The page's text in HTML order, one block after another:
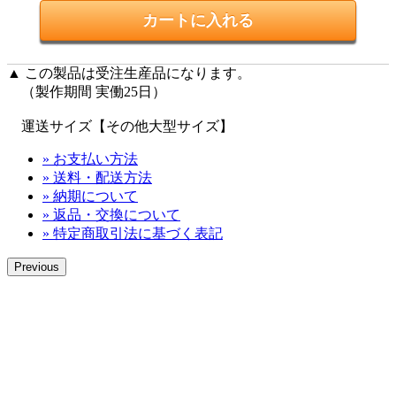
▲ この製品は受注生産品になります。
（製作期間 実働25日）
運送サイズ【その他大型サイズ】
» お支払い方法
» 送料・配送方法
» 納期について
» 返品・交換について
» 特定商取引法に基づく表記
Previous